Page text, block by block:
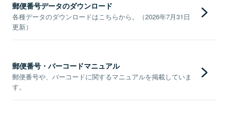
郵便番号データのダウンロード
各種データのダウンロードはこちらから。（2026年7月31日
更新）
郵便番号・バーコードマニュアル
郵便番号や、バーコードに関するマニュアルを掲載していま
す。